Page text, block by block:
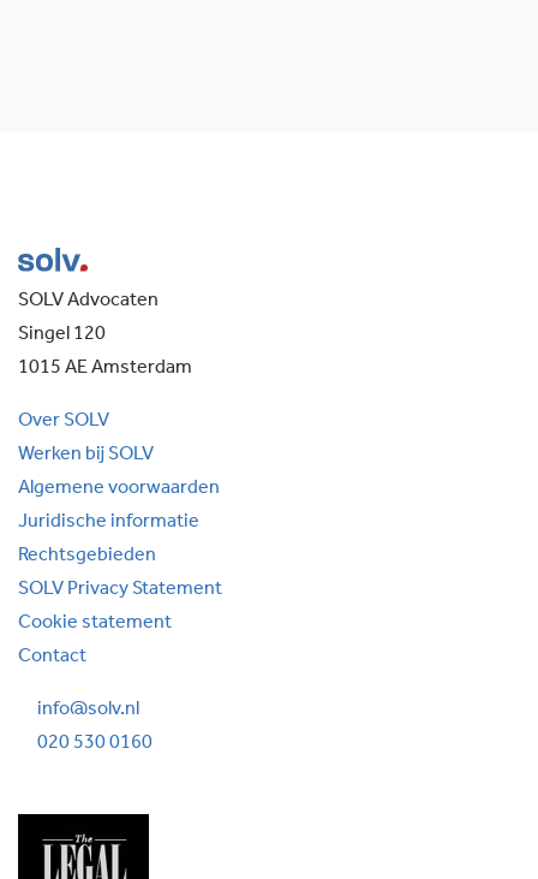
SOLV Advocaten
Singel 120
1015 AE Amsterdam
Over SOLV
Werken bij SOLV
Algemene voorwaarden
Juridische informatie
Rechtsgebieden
SOLV Privacy Statement
Cookie statement
Contact
info@solv.nl
020 530 0160